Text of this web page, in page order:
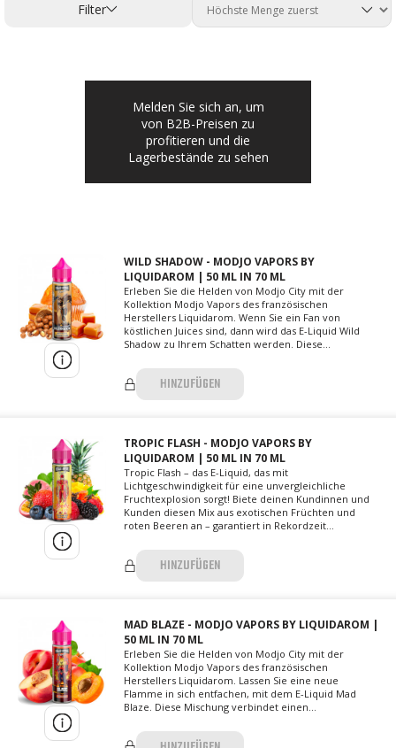
Filter
Melden Sie sich an, um
von B2B-Preisen zu
profitieren und die
Lagerbestände zu sehen
WILD SHADOW - MODJO VAPORS BY
LIQUIDAROM | 50 ML IN 70 ML
Erleben Sie die Helden von Modjo City mit der
Kollektion Modjo Vapors des französischen
Herstellers Liquidarom. Wenn Sie ein Fan von
köstlichen Juices sind, dann wird das E-Liquid Wild
Shadow zu Ihrem Schatten werden. Diese...
HINZUFÜGEN
TROPIC FLASH - MODJO VAPORS BY
LIQUIDAROM | 50 ML IN 70 ML
Tropic Flash – das E-Liquid, das mit
Lichtgeschwindigkeit für eine unvergleichliche
Fruchtexplosion sorgt! Biete deinen Kundinnen und
Kunden diesen Mix aus exotischen Früchten und
roten Beeren an – garantiert in Rekordzeit...
HINZUFÜGEN
MAD BLAZE - MODJO VAPORS BY LIQUIDAROM |
50 ML IN 70 ML
Erleben Sie die Helden von Modjo City mit der
Kollektion Modjo Vapors des französischen
Herstellers Liquidarom. Lassen Sie eine neue
Flamme in sich entfachen, mit dem E-Liquid Mad
Blaze. Diese Mischung verbindet einen...